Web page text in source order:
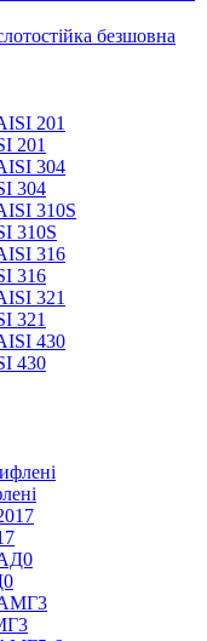
безшовна
201
304
310S
316
321
430